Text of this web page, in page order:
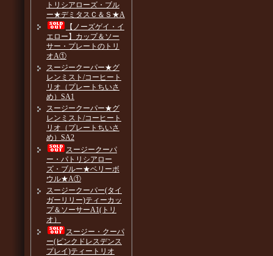
トリシアローズ・ブル
ー★デミタスＣ＆Ｓ★A
【ノーズゲイ・イ
エロー】カップ＆ソー
サー・プレートのトリ
オA①
スージークーパー★グ
レンミスト/コーヒート
リオ（プレートちいさ
め）SA1
スージークーパー★グ
レンミスト/コーヒート
リオ（プレートちいさ
め）SA2
スージークーパ
ー・パトリシアロー
ズ・ブルー★ベリーボ
ウル★A①
スージークーパー(タイ
ガーリリー)ティーカッ
プ＆ソーサーA1(トリ
オ）
スージー・クーパ
ー(ピンクドレスデンス
プレイ)ティートリオ